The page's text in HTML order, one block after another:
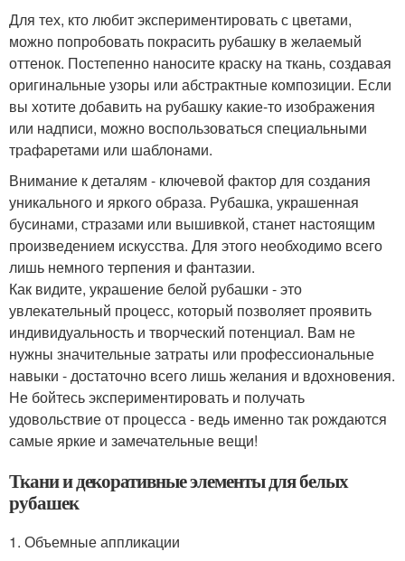
Для тех, кто любит экспериментировать с цветами,
можно попробовать покрасить рубашку в желаемый
оттенок. Постепенно наносите краску на ткань, создавая
оригинальные узоры или абстрактные композиции. Если
вы хотите добавить на рубашку какие-то изображения
или надписи, можно воспользоваться специальными
трафаретами или шаблонами.
Внимание к деталям - ключевой фактор для создания
уникального и яркого образа. Рубашка, украшенная
бусинами, стразами или вышивкой, станет настоящим
произведением искусства. Для этого необходимо всего
лишь немного терпения и фантазии.
Как видите, украшение белой рубашки - это
увлекательный процесс, который позволяет проявить
индивидуальность и творческий потенциал. Вам не
нужны значительные затраты или профессиональные
навыки - достаточно всего лишь желания и вдохновения.
Не бойтесь экспериментировать и получать
удовольствие от процесса - ведь именно так рождаются
самые яркие и замечательные вещи!
Ткани и декоративные элементы для белых
рубашек
1. Объемные аппликации